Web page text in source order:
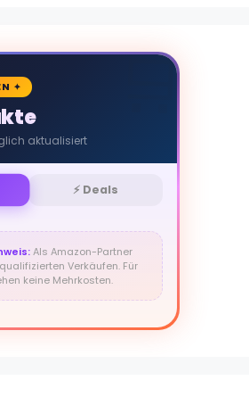
🛒
✦
aktualisiert
⚡ Deals
Als Amazon-Partner
Verkäufen. Für
keine Mehrkosten.